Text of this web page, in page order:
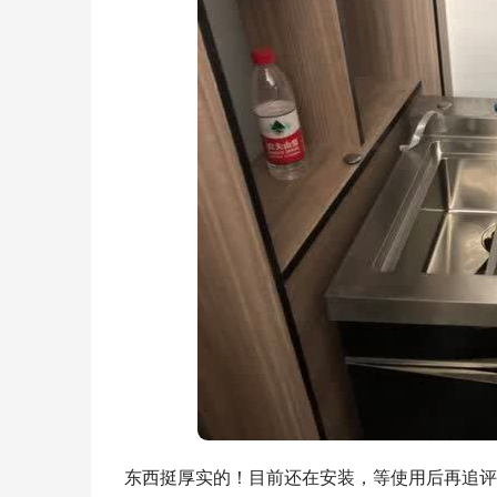
东西挺厚实的！目前还在安装，等使用后再追